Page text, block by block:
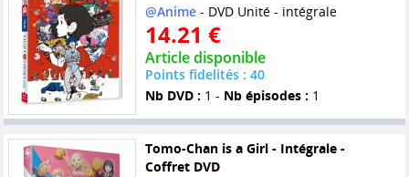
@Anime- DVD Unité - intégrale
14.21 €
Article disponible
Points fidelités : 40
Nb DVD : 1 - Nb épisodes : 1
Tomo-Chan is a Girl - Intégrale -
Coffret DVD